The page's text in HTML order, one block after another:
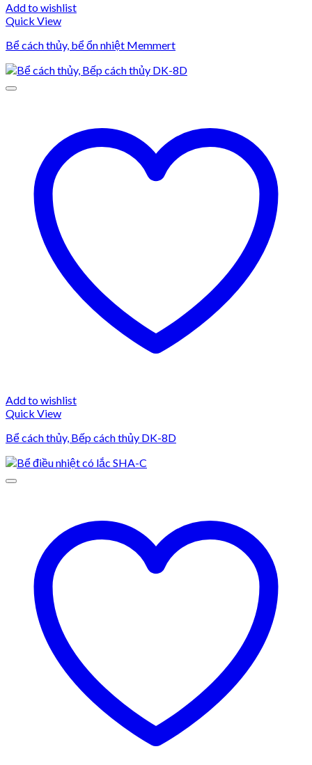
Add to wishlist
Quick View
Bể cách thủy, bể ổn nhiệt Memmert
Add to wishlist
Quick View
Bể cách thủy, Bếp cách thủy DK-8D